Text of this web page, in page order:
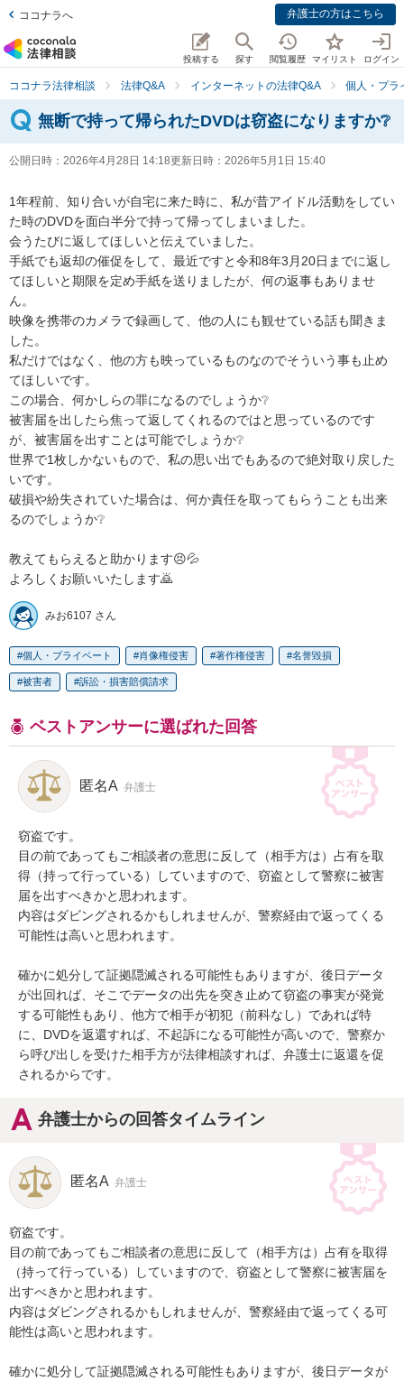
ココナラへ 弁護士の方はこちら
投稿する 探す 閲覧履歴 マイリスト ログイン
ココナラ法律相談 法律Q&A インターネットの法律Q&A 個人・プラ
無断で持って帰られたDVDは窃盗になりますか❔
公開日時： 2026年4月28日 14:18更新日時： 2026年5月1日 15:40
1年程前、知り合いが自宅に来た時に、私が昔アイドル活動をしてい
た時のDVDを面白半分で持って帰ってしまいました。
会うたびに返してほしいと伝えていました。
手紙でも返却の催促をして、最近ですと令和8年3月20日までに返し
てほしいと期限を定め手紙を送りましたが、何の返事もありませ
ん。
映像を携帯のカメラで録画して、他の人にも観せている話も聞きま
した。
私だけではなく、他の方も映っているものなのでそういう事も止め
てほしいです。
この場合、何かしらの罪になるのでしょうか❔
被害届を出したら焦って返してくれるのではと思っているのです
が、被害届を出すことは可能でしょうか❔
世界で1枚しかないもので、私の思い出でもあるので絶対取り戻した
いです。
破損や紛失されていた場合は、何か責任を取ってもらうことも出来
るのでしょうか❔
教えてもらえると助かります😣💦
よろしくお願いいたします🙇
みお6107 さん
個人・プライベート 肖像権侵害 著作権侵害 名誉毀損
被害者 訴訟・損害賠償請求
ベストアンサーに選ばれた回答
匿名A 弁護士
窃盗です。
目の前であってもご相談者の意思に反して（相手方は）占有を取
得（持って行っている）していますので、窃盗として警察に被害
届を出すべきかと思われます。
内容はダビングされるかもしれませんが、警察経由で返ってくる
可能性は高いと思われます。
確かに処分して証拠隠滅される可能性もありますが、後日データ
が出回れば、そこでデータの出先を突き止めて窃盗の事実が発覚
する可能性もあり、他方で相手が初犯（前科なし）であれば特
に、DVDを返還すれば、不起訴になる可能性が高いので、警察か
ら呼び出しを受けた相手方が法律相談すれば、弁護士に返還を促
されるからです。
弁護士からの回答タイムライン
匿名A 弁護士
窃盗です。
目の前であってもご相談者の意思に反して（相手方は）占有を取得
（持って行っている）していますので、窃盗として警察に被害届を
出すべきかと思われます。
内容はダビングされるかもしれませんが、警察経由で返ってくる可
能性は高いと思われます。
確かに処分して証拠隠滅される可能性もありますが、後日データが